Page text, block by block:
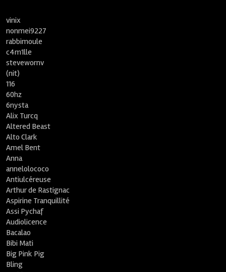
vinix
nonmei9227
rabbimoule
c4m1lle
stevewornv
(nit)
116
60hz
6nysta
Alix Turcq
Altered Beast
Alto Clark
Amel Bent
Anna
annelolococo
Antiulcéreuse
Arthur de Rastignac
Aspirine Tranquillité
Assi Pychaf
Audiolicence
Bacalao
Bibi Mati
Big Pink Pig
Bling